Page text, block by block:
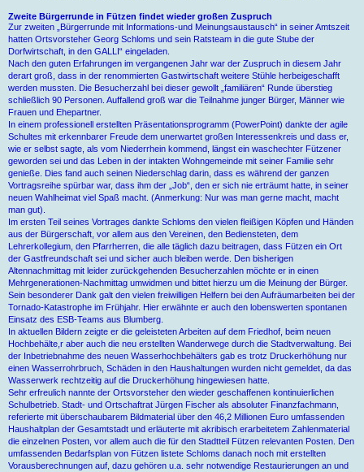
Zweite Bürgerrunde in Fützen findet wieder großen Zuspruch
Zur zweiten „Bürgerrunde mit Informations-und Meinungsaustausch“ in seiner Amtszeit
hatten Ortsvorsteher Georg Schloms und sein Ratsteam in die gute Stube der
Dorfwirtschaft, in den GALLI“ eingeladen.
Nach den guten Erfahrungen im vergangenen Jahr war der Zuspruch in diesem Jahr
derart groß, dass in der renommierten Gastwirtschaft weitere Stühle herbeigeschafft
werden mussten. Die Besucherzahl bei dieser gewollt „familiären“ Runde überstieg
schließlich 90 Personen. Auffallend groß war die Teilnahme junger Bürger, Männer wie
Frauen und Ehepartner.
In einem professionell erstellten Präsentationsprogramm (PowerPoint) dankte der agile
Schultes mit erkennbarer Freude dem unerwartet großen Interessenkreis und dass er,
wie er selbst sagte, als vom Niederrhein kommend, längst ein waschechter Fützener
geworden sei und das Leben in der intakten Wohngemeinde mit seiner Familie sehr
genieße. Dies fand auch seinen Niederschlag darin, dass es während der ganzen
Vortragsreihe spürbar war, dass ihm der „Job“, den er sich nie erträumt hatte, in seiner
neuen Wahlheimat viel Spaß macht. (Anmerkung: Nur was man gerne macht, macht
man gut).
Im ersten Teil seines Vortrages dankte Schloms den vielen fleißigen Köpfen und Händen
aus der Bürgerschaft, vor allem aus den Vereinen, den Bediensteten, dem
Lehrerkollegium, den Pfarrherren, die alle täglich dazu beitragen, dass Fützen ein Ort
der Gastfreundschaft sei und sicher auch bleiben werde. Den bisherigen
Altennachmittag mit leider zurückgehenden Besucherzahlen möchte er in einen
Mehrgenerationen-Nachmittag umwidmen und bittet hierzu um die Meinung der Bürger.
Sein besonderer Dank galt den vielen freiwilligen Helfern bei den Aufräumarbeiten bei der
Tornado-Katastrophe im Frühjahr. Hier erwähnte er auch den lobenswerten spontanen
Einsatz des ESB-Teams aus Blumberg.
In aktuellen Bildern zeigte er die geleisteten Arbeiten auf dem Friedhof, beim neuen
Hochbehälte,r aber auch die neu erstellten Wanderwege durch die Stadtverwaltung. Bei
der Inbetriebnahme des neuen Wasserhochbehälters gab es trotz Druckerhöhung nur
einen Wasserrohrbruch, Schäden in den Haushaltungen wurden nicht gemeldet, da das
Wasserwerk rechtzeitig auf die Druckerhöhung hingewiesen hatte.
Sehr erfreulich nannte der Ortsvorsteher den wieder geschaffenen kontinuierlichen
Schulbetrieb. Stadt- und Ortschaftrat Jürgen Fischer als absoluter Finanzfachmann,
referierte mit überschaubarem Bildmaterial über den 46,2 Millionen Euro umfassenden
Haushaltplan der Gesamtstadt und erläuterte mit akribisch erarbeitetem Zahlenmaterial
die einzelnen Posten, vor allem auch die für den Stadtteil Fützen relevanten Posten. Den
umfassenden Bedarfsplan von Fützen listete Schloms danach noch mit erstellten
Vorausberechnungen auf, dazu gehören u.a. sehr notwendige Restaurierungen an und